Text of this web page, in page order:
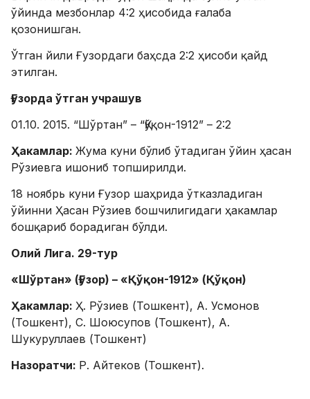
ўйинда мезбонлар 4:2 ҳисобида ғалаба
қозонишган.
Ўтган йили Ғузордаги баҳсда 2:2 ҳисоби қайд
этилган.
Ғузорда ўтган учрашув
01.10. 2015. “Шўртан” – “Қўқон-1912” – 2:2
Ҳакамлар: Жума куни бўлиб ўтадиган ўйин ҳасан
Рўзиевга ишониб топширилди.
18 ноябрь куни Ғузор шаҳрида ўтказладиган
ўйинни Ҳасан Рўзиев бошчилигидаги ҳакамлар
бошқариб борадиган бўлди.
Олий Лига. 29-тур
«Шўртан» (Ғузор) – «Қўқон-1912» (Қўқон)
Ҳакамлар: Ҳ. Рўзиев (Тошкент), А. Усмонов
(Тошкент), С. Шоюсупов (Тошкент), А.
Шукуруллаев (Тошкент)
Назоратчи: Р. Айтеков (Тошкент).